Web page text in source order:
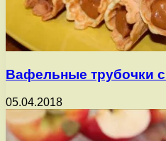
Вафельные трубочки
05.04.2018